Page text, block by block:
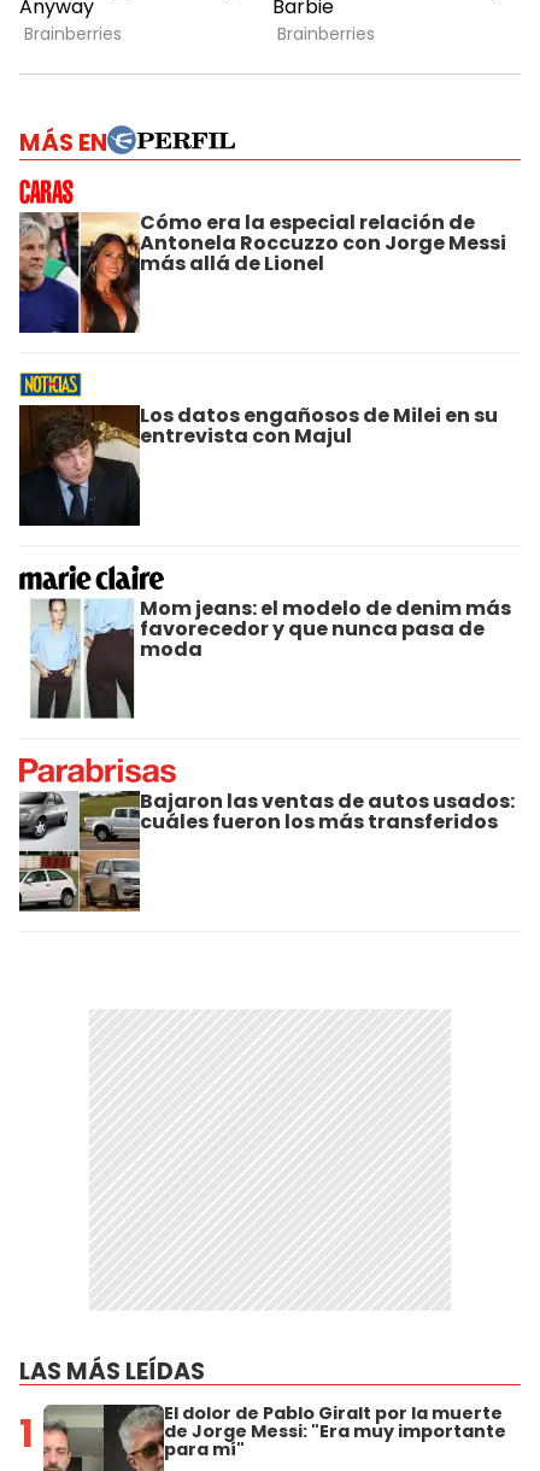
MÁS EN
Cómo era la especial relación de
Antonela Roccuzzo con Jorge Messi
más allá de Lionel
Los datos engañosos de Milei en su
entrevista con Majul
Mom jeans: el modelo de denim más
favorecedor y que nunca pasa de
moda
Bajaron las ventas de autos usados:
cuáles fueron los más transferidos
LAS MÁS LEÍDAS
1 El dolor de Pablo Giralt por la muerte
de Jorge Messi: "Era muy importante
para mí"